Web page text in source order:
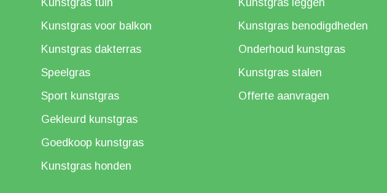
Kunstgras tuin
Kunstgras voor balkon
Kunstgras dakterras
Speelgras
Sport kunstgras
Gekleurd kunstgras
Goedkoop kunstgras
Kunstgras honden
Kunstgras leggen
Kunstgras benodigdheden
Onderhoud kunstgras
Kunstgras stalen
Offerte aanvragen